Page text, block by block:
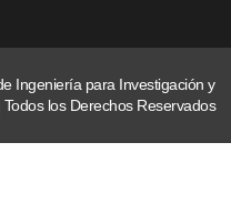
Ingeniería para Investigación y
los Derechos Reservados